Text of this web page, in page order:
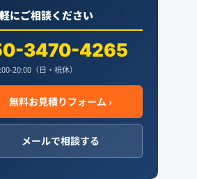
にご相談ください
3470-4265
20:00（日・祝休）
無料お見積りフォーム ›
メールで相談する